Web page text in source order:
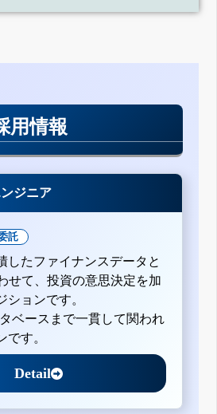
用情報
ジニア
託
したファイナンスデータと
せて、投資の意思決定を加
ションです。
ベースまで一貫して関われ
です。
Detail